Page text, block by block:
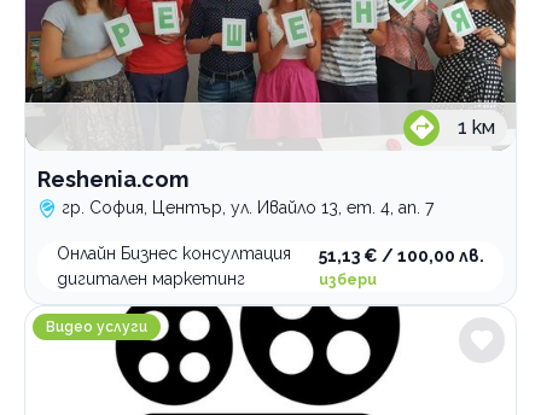
1 км
Reshenia.com
гр. София, Център, ул. Ивайло 13, ет. 4, ап. 7
Онлайн Бизнес консултация
дигитален маркетинг
51,13 € / 100,00 лв.
избери
Дв Арт Видеография
Видео услуги